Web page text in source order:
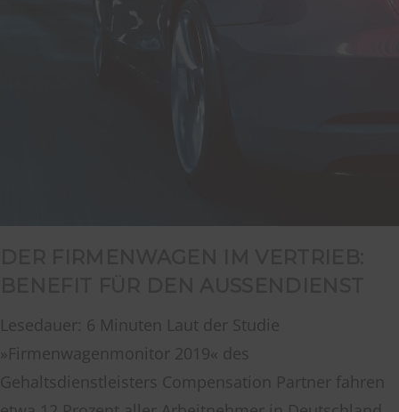
Lesedauer: 6 Minuten Laut der Studie
»Firmenwagenmonitor 2019« des
Gehaltsdienstleisters Compensation Partner fahren